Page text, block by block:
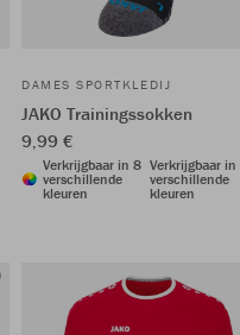
DAMES SPORTKLEDIJ
JAKO Trainingssokken
9,99 €
Verkrijgbaar in 8
verschillende
kleuren
Verkrijgbaar in
verschillende
kleuren